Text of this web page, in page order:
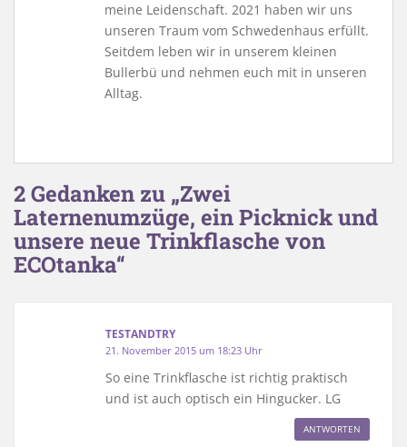
meine Leidenschaft. 2021 haben wir uns
unseren Traum vom Schwedenhaus erfüllt.
Seitdem leben wir in unserem kleinen
Bullerbü und nehmen euch mit in unseren
Alltag.
2 Gedanken zu „Zwei
Laternenumzüge, ein Picknick und
unsere neue Trinkflasche von
ECOtanka“
TESTANDTRY
21. November 2015 um 18:23 Uhr
So eine Trinkflasche ist richtig praktisch
und ist auch optisch ein Hingucker. LG
ANTWORTEN